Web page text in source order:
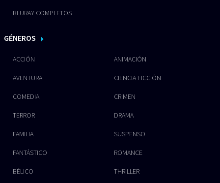
BLURAY COMPLETOS
GÉNEROS
ACCIÓN ANIMACIÓN
AVENTURA CIENCIA FICCIÓN
COMEDIA CRIMEN
TERROR DRAMA
FAMILIA SUSPENSO
FANTÁSTICO ROMANCE
BÉLICO THRILLER